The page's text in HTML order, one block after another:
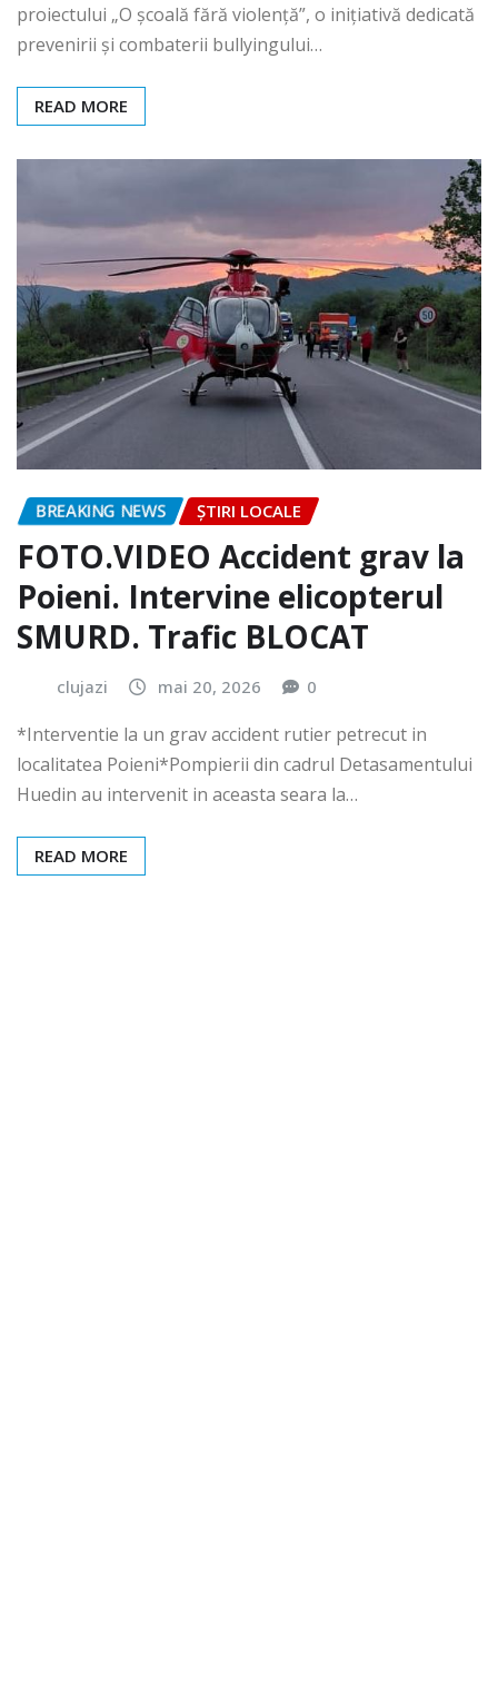
proiectului „O școală fără violență”, o inițiativă dedicată
prevenirii și combaterii bullyingului…
READ MORE
BREAKING NEWS ȘTIRI LOCALE
FOTO.VIDEO Accident grav la
Poieni. Intervine elicopterul
SMURD. Trafic BLOCAT
clujazi mai 20, 2026 0
*Interventie la un grav accident rutier petrecut in
localitatea Poieni*Pompierii din cadrul Detasamentului
Huedin au intervenit in aceasta seara la…
READ MORE